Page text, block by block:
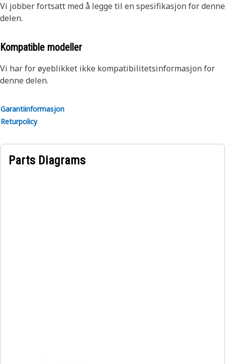
Vi jobber fortsatt med å legge til en spesifikasjon for denne
delen.
Kompatible modeller
Vi har for øyeblikket ikke kompatibilitetsinformasjon for
denne delen.
Garantiinformasjon
Returpolicy
Parts Diagrams